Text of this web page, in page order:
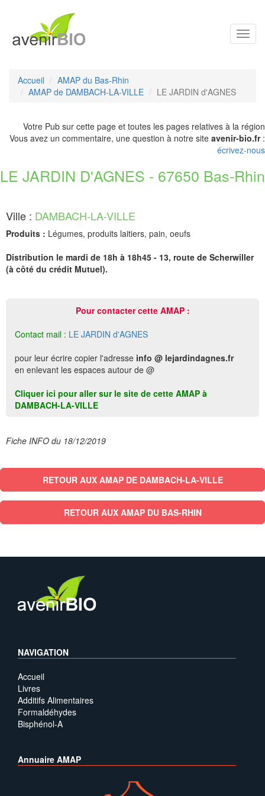
Accueil
AMAP du Bas-Rhin
AMAP de DAMBACH-LA-VILLE
LE JARDIN d'AGNES
Votre Pub sur cette page et toutes les pages relatives à la région
Vous avez un commentaire, une question à notre site avenir-bio.fr:
écrivez-nous
LE JARDIN D'AGNES - 67650 Bas-Rhin
Ville : DAMBACH-LA-VILLE
Produits : Légumes, produits laitiers, pain, oeufs
Distribution le mardi de 18h à 18h45 - 13, route de Scherwiller
(à côté du crédit Mutuel).
Pour contacter cette AMAP :
Contact mail : LE JARDIN d'AGNES
pour leur écrire copier l'adresse info @ lejardindagnes.fr
en enlevant les espaces autour de @
Cliquer ici pour aller sur le site de cette AMAP à
DAMBACH-LA-VILLE
Fiche INFO du 18/12/2019
RETOUR AUX AMAP DE DAMBACH-LA-VILLE
RETOUR AUX AMAP DU BAS-RHIN
NAVIGATION
Accueil
Livres
Additifs Alimentaires
Formaldéhydes
Bisphénol-A
Annuaire AMAP